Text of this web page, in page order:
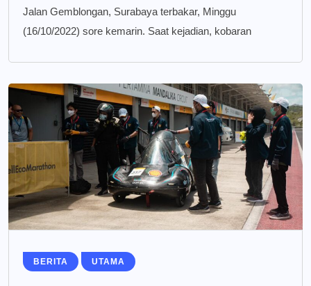
Jalan Gemblongan, Surabaya terbakar, Minggu
(16/10/2022) sore kemarin. Saat kejadian, kobaran
BERITA UTAMA